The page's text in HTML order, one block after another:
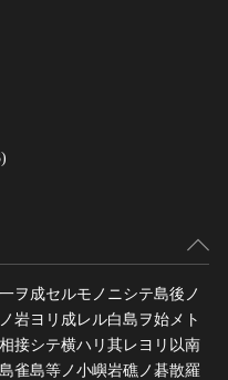
ヲ成セルモノニシテ島後ノ
岩ヨリ成レル白島ヲ始メト
接シテ横ハリ其レヨリ以南
雀島等ノ小嶼岩礁ノ碁散羅